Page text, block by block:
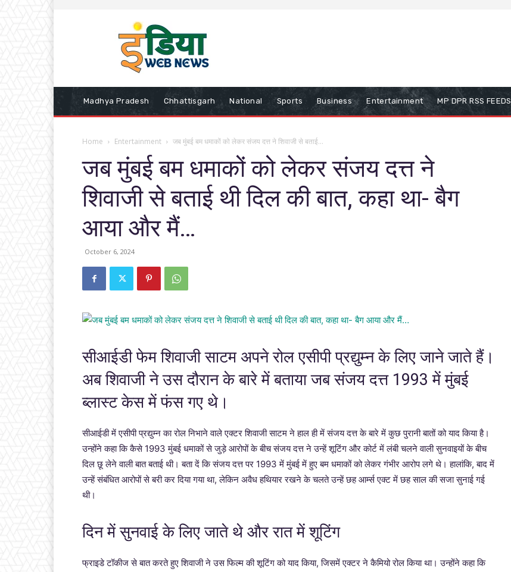
Madhya Pradesh Chhattisgarh National Sports Business Entertainment MP DPR RSS FEEDS
Home Entertainment जब मुंबई बम धमाकों को लेकर संजय दत्त ने शिवाजी से बताई...
जब मुंबई बम धमाकों को लेकर संजय दत्त ने
शिवाजी से बताई थी दिल की बात, कहा था- बैग
आया और मैं…
October 6, 2024
सीआईडी फेम शिवाजी साटम अपने रोल एसीपी प्रद्युम्न के लिए जाने जाते हैं।
अब शिवाजी ने उस दौरान के बारे में बताया जब संजय दत्त 1993 में मुंबई
ब्लास्ट केस में फंस गए थे।
सीआईडी में एसीपी प्रद्युम्न का रोल निभाने वाले एक्टर शिवाजी साटम ने हाल ही में संजय दत्त के बारे में कुछ पुरानी बातों को याद किया है।
उन्होंने कहा कि कैसे 1993 मुंबई धमाकों से जुड़े आरोपों के बीच संजय दत्त ने उन्हें शूटिंग और कोर्ट में लंबी चलने वाली सुनवाइयों के बीच
दिल छू लेने वाली बात बताई थी। बता दें कि संजय दत्त पर 1993 में मुंबई में हुए बम धमाकों को लेकर गंभीर आरोप लगे थे। हालांकि, बाद में
उन्हें संबंधित आरोपों से बरी कर दिया गया था, लेकिन अवैध हथियार रखने के चलते उन्हें छह आर्म्स एक्ट में छह साल की सजा सुनाई गई
थी।
दिन में सुनवाई के लिए जाते थे और रात में शूटिंग
फ्राइडे टॉकीज से बात करते हुए शिवाजी ने उस फिल्म की शूटिंग को याद किया, जिसमें एक्टर ने कैमियो रोल किया था। उन्होंने कहा कि